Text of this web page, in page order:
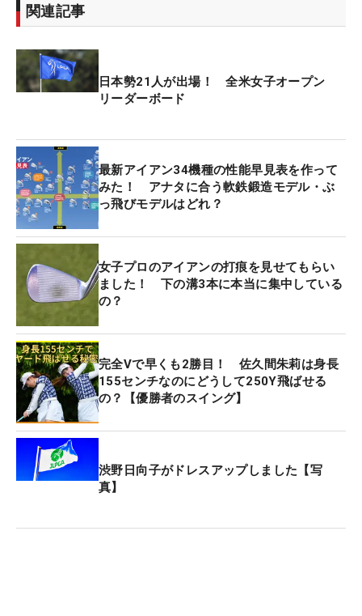
関連記事
日本勢21人が出場！ 全米女子オープン
リーダーボード
最新アイアン34機種の性能早見表を作って
みた！ アナタに合う軟鉄鍛造モデル・ぶ
っ飛びモデルはどれ？
女子プロのアイアンの打痕を見せてもらい
ました！ 下の溝3本に本当に集中している
の？
完全Vで早くも2勝目！ 佐久間朱莉は身長
155センチなのにどうして250Y飛ばせる
の？【優勝者のスイング】
渋野日向子がドレスアップしました【写
真】